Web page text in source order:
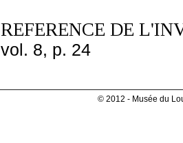
REFERENCE DE
vol. 8, p. 24
© 2012 - Musée du